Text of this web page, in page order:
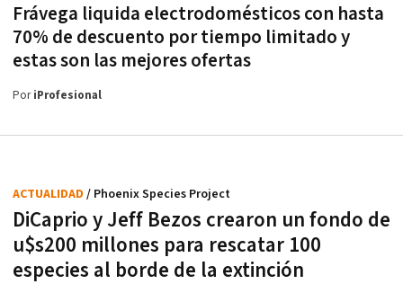
Frávega liquida electrodomésticos con hasta
70% de descuento por tiempo limitado y
estas son las mejores ofertas
PoriProfesional
DiCaprio y Jeff Bezos crearon un fondo de
u$s200 millones para rescatar 100
especies al borde de la extinción
ACTUALIDAD / Phoenix Species Project